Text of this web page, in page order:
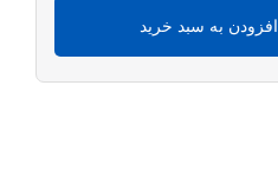
افزودن به سبد خرید